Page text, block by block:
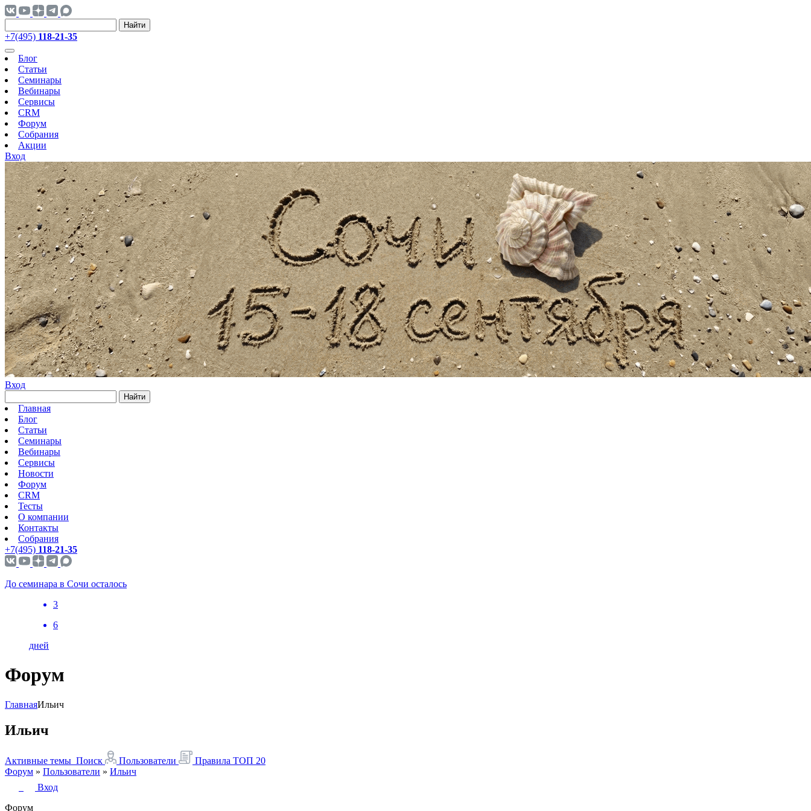
Найти
+7(495) 118-21-35
Блог
Статьи
Семинары
Вебинары
Сервисы
CRM
Форум
Собрания
Акции
Вход
Вход
Найти
Главная
Блог
Статьи
Семинары
Вебинары
Сервисы
Новости
Форум
CRM
Тесты
О компании
Контакты
Собрания
+7(495) 118-21-35
До семинара в Сочи осталось
3
6
дней
Форум
ГлавнаяИльич
Ильич
Активные темы Поиск Пользователи Правила ТОП 20
Форум » Пользователи » Ильич
Вход
Форум